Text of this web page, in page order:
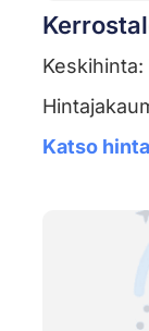
Keskihinta:
Katso hinta